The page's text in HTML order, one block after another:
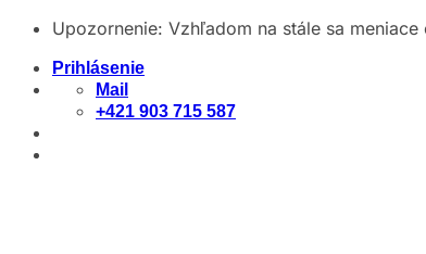
Skip
content
Upozornenie: Vzhľadom na stále sa
Prihlásenie
Mail
+421 903 715 587